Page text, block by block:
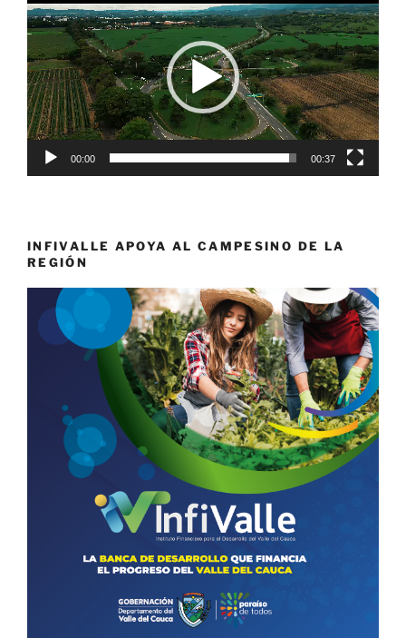
de
vídeo
00:00 00:37
INFIVALLE APOYA AL CAMPESINO DE LA
REGIÓN